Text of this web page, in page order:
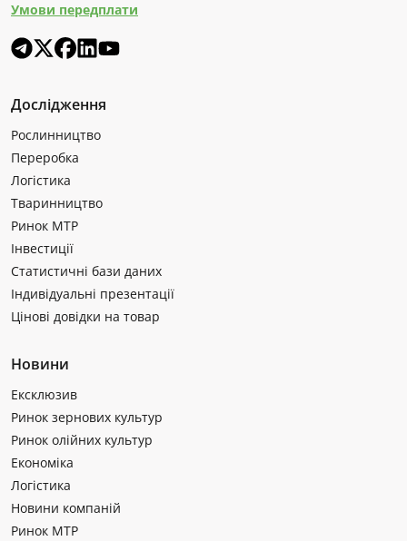
Умови передплати
Дослідження
Рослинництво
Переробка
Логістика
Тваринництво
Ринок МТР
Інвестиції
Статистичні бази даних
Індивідуальні презентації
Цінові довідки на товар
Новини
Ексклюзив
Ринок зернових культур
Ринок олійних культур
Економіка
Логістика
Новини компаній
Ринок МТР